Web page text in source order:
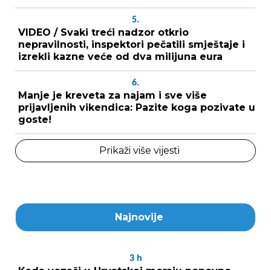
5.
VIDEO / Svaki treći nadzor otkrio
nepravilnosti, inspektori pečatili smještaje i
izrekli kazne veće od dva milijuna eura
6.
Manje je kreveta za najam i sve više
prijavljenih vikendica: Pazite koga pozivate u
goste!
Prikaži više vijesti
Najnovije
3 h